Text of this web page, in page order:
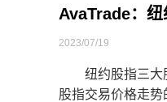
AvaTrade：
2023/07/19
纽约股指三大股
股指交易价格走势